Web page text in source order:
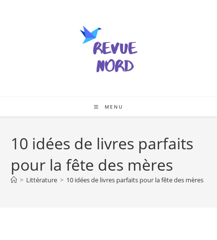
MENU
10 idées de livres parfaits
pour la fête des mères
> Littérature > 10 idées de livres parfaits pour la fête des mères